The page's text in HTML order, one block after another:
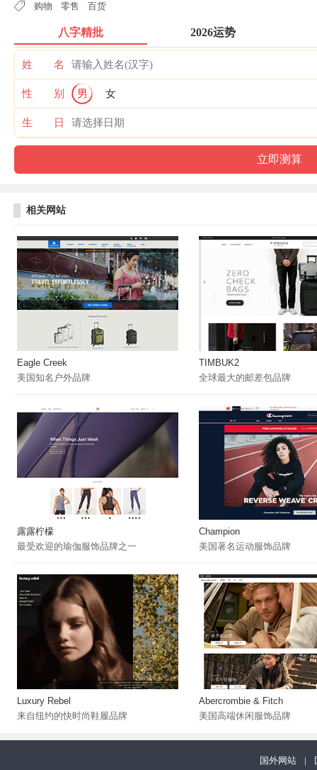
购物 零售 百货
八字精批 2026运势
姓 名
性 别 男 女
生 日
相关网站
Eagle Creek
美国知名户外品牌
TIMBUK2
全球最大的邮差包品牌
露露柠檬
最受欢迎的瑜伽服饰品牌之一
Champion
美国著名运动服饰品牌
Luxury Rebel
来自纽约的快时尚鞋履品牌
Abercrombie & Fitch
美国高端休闲服饰品牌
国外网站 |